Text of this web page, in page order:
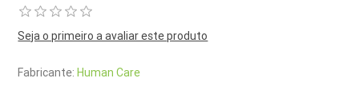
Seja o primeiro a avaliar este produto
Fabricante: Human Care